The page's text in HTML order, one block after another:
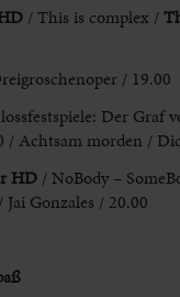
/ This is complex /
/ 19.00
Der Graf
/ Achtsam morden /
HD / NoBody –
Gonzales / 20.00